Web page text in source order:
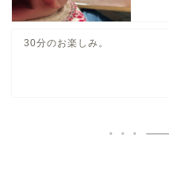
30分のお楽しみ。